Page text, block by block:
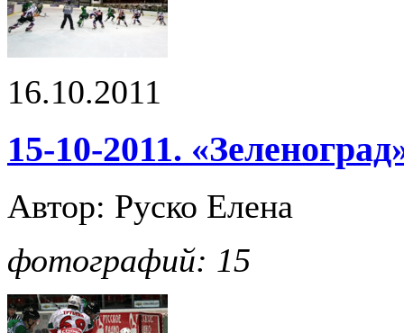
16.10.2011
15-10-2011.
Автор: Руско Елена
фотографий: 15